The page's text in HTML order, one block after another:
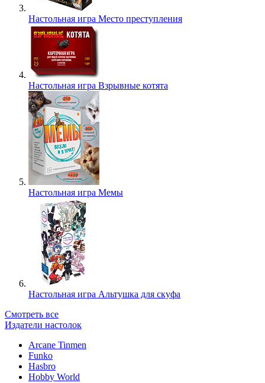
Настольная игра Место преступления
Настольная игра Взрывные котята
Настольная игра Мемы
Настольная игра Альтушка для скуфа
Смотреть все
Издатели настолок
Arcane Tinmen
Funko
Hasbro
Hobby World